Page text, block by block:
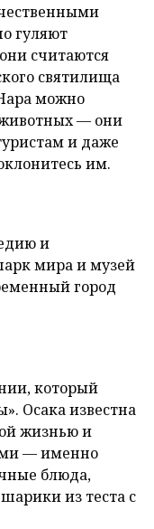
гуляют
считаются
святилища
можно
животных — они
и даже
им.
и
мира и музей
город
который
Осака известна
жизнью и
— именно
блюда,
из теста с